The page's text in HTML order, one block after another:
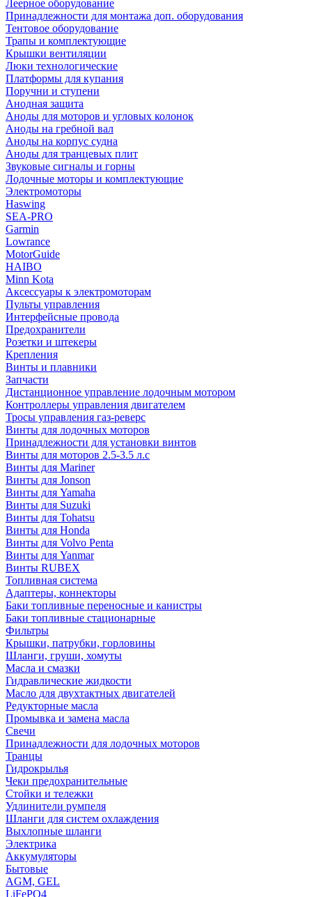
Леерное оборудование
Принадлежности для монтажа доп. оборудования
Тентовое оборудование
Трапы и комплектующие
Крышки вентиляции
Люки технологические
Платформы для купания
Поручни и ступени
Анодная защита
Аноды для моторов и угловых колонок
Аноды на гребной вал
Аноды на корпус судна
Аноды для транцевых плит
Звуковые сигналы и горны
Лодочные моторы и комплектующие
Электромоторы
Haswing
SEA-PRO
Garmin
Lowrance
MotorGuide
HAIBO
Minn Kota
Аксессуары к электромоторам
Пульты управления
Интерфейсные провода
Предохранители
Розетки и штекеры
Крепления
Винты и плавники
Запчасти
Дистанционное управление лодочным мотором
Контроллеры управления двигателем
Тросы управления газ-реверс
Винты для лодочных моторов
Принадлежности для установки винтов
Винты для моторов 2.5-3.5 л.с
Винты для Mariner
Винты для Jonson
Винты для Yamaha
Винты для Suzuki
Винты для Tohatsu
Винты для Honda
Винты для Volvo Penta
Винты для Yanmar
Винты RUBEX
Топливная система
Адаптеры, коннекторы
Баки топливные переносные и канистры
Баки топливные стационарные
Фильтры
Крышки, патрубки, горловины
Шланги, груши, хомуты
Масла и смазки
Гидравлические жидкости
Масло для двухтактных двигателей
Редукторные масла
Промывка и замена масла
Свечи
Принадлежности для лодочных моторов
Транцы
Гидрокрылья
Чеки предохранительные
Стойки и тележки
Удлинители румпеля
Шланги для систем охлаждения
Выхлопные шланги
Электрика
Аккумуляторы
Бытовые
AGM, GEL
LiFePO4